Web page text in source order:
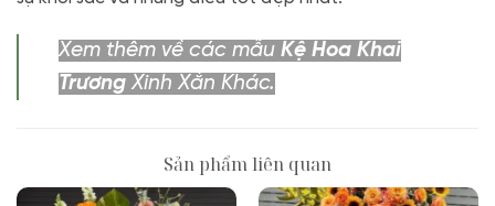
Xem thêm về các mẫu Kệ Hoa Khai
Trương Xinh Xắn Khác.
Sản phẩm liên quan